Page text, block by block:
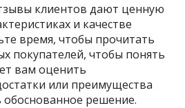
клиентов дают ценную
и качестве
время, чтобы прочитать
покупателей, чтобы понять
вам оценить
или преимущества
обоснованное решение.